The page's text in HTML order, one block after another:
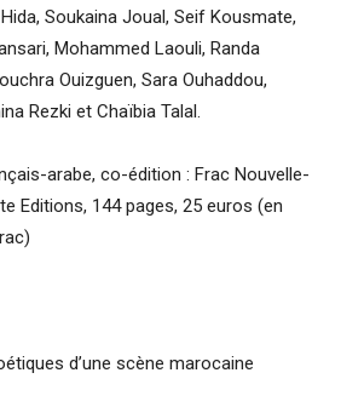
Soukaina Joual, Seif Kousmate,
Mohammed Laouli, Randa
Ouizguen, Sara Ouhaddou,
Rezki et Chaïbia Talal.
arabe, co-édition : Frac Nouvelle-
Editions, 144 pages, 25 euros (en
d’une scène marocaine